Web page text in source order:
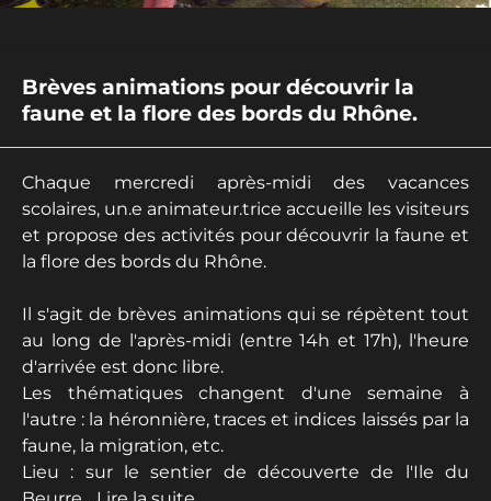
Brèves animations pour découvrir la
faune et la flore des bords du Rhône.
Chaque mercredi après-midi des vacances
scolaires, un.e animateur.trice accueille les visiteurs
et propose des activités pour découvrir la faune et
la flore des bords du Rhône.
Il s'agit de brèves animations qui se répètent tout
au long de l'après-midi (entre 14h et 17h), l'heure
d'arrivée est donc libre.
Les thématiques changent d'une semaine à
l'autre : la héronnière, traces et indices laissés par la
faune, la migration, etc.
Lieu : sur le sentier de découverte de l'Ile du